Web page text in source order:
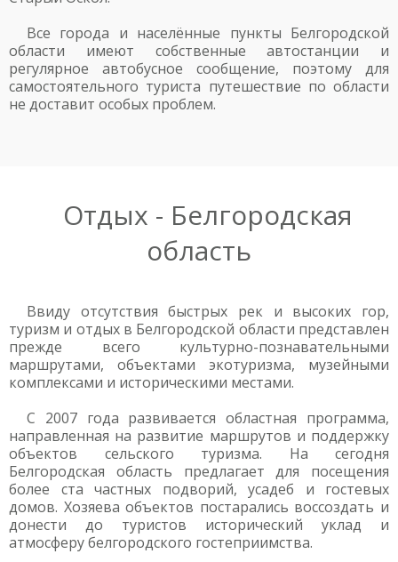
Все города и населённые пункты Белгородской
области имеют собственные автостанции и
регулярное автобусное сообщение, поэтому для
самостоятельного туриста путешествие по области
не доставит особых проблем.
Отдых - Белгородская
область
Ввиду отсутствия быстрых рек и высоких гор,
туризм и отдых в Белгородской области представлен
прежде всего культурно-познавательными
маршрутами, объектами экотуризма, музейными
комплексами и историческими местами.
С 2007 года развивается областная программа,
направленная на развитие маршрутов и поддержку
объектов сельского туризма. На сегодня
Белгородская область предлагает для посещения
более ста частных подворий, усадеб и гостевых
домов. Хозяева объектов постарались воссоздать и
донести до туристов исторический уклад и
атмосферу белгородского гостеприимства.